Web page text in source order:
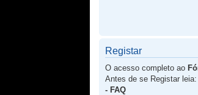
Registar
O acesso completo ao
Antes de se Registar leia:
- FAQ